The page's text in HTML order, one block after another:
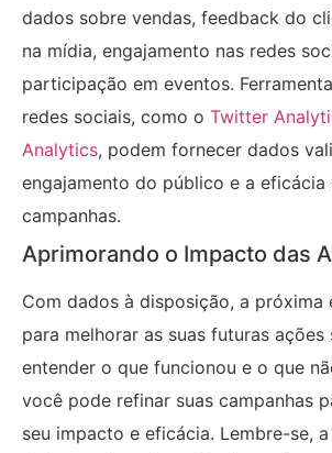
dados sobre vendas, feedback do
na mídia, engajamento nas redes
participação em eventos.
redes sociais, como o Twitter
Analytics, podem fornecer dados
engajamento do público e a eficácia
campanhas.
Aprimorando o Impacto das
Com dados à disposição, a próxima
para melhorar as suas futuras ações
entender o que funcionou e o que
você pode refinar suas campanhas
seu impacto e eficácia. Lembre-se,